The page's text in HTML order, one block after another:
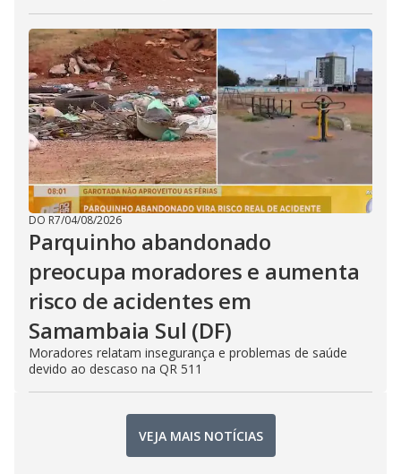
DO R7/04/08/2026
Parquinho abandonado
preocupa moradores e aumenta
risco de acidentes em
Samambaia Sul (DF)
Moradores relatam insegurança e problemas de saúde
devido ao descaso na QR 511
VEJA MAIS NOTÍCIAS